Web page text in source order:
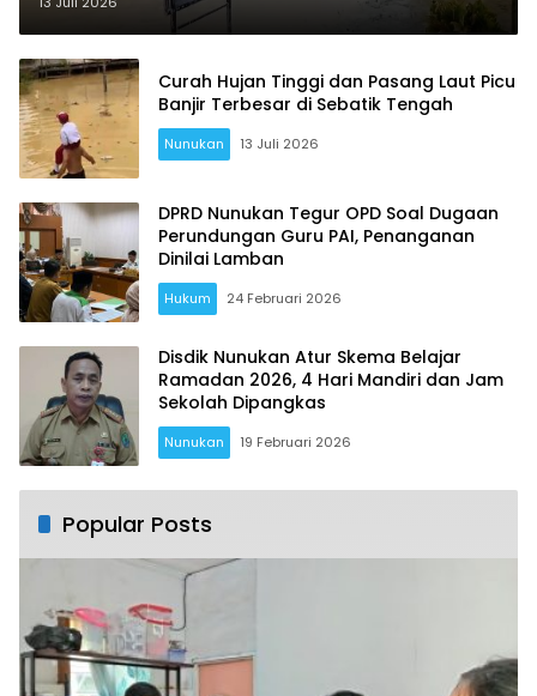
Curah Hujan Tinggi dan Pasang Laut Picu
Banjir Terbesar di Sebatik Tengah
Nunukan 13 Juli 2026
DPRD Nunukan Tegur OPD Soal Dugaan
Perundungan Guru PAI, Penanganan
Dinilai Lamban
Hukum 24 Februari 2026
Disdik Nunukan Atur Skema Belajar
Ramadan 2026, 4 Hari Mandiri dan Jam
Sekolah Dipangkas
Nunukan 19 Februari 2026
Popular Posts